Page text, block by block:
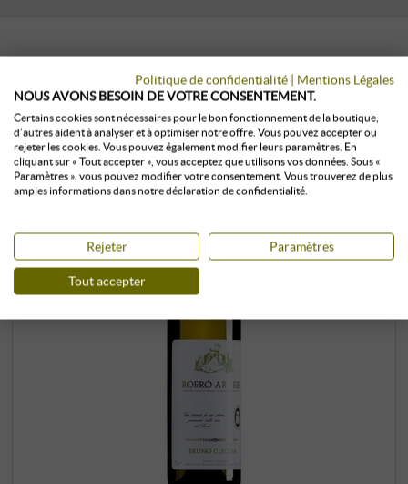
LES CLIENTS QUI ONT ACHETÉ CE
PRODUIT ONT ÉGALEMENT ACHETÉ :
Politique de confidentialité | Mentions Légales
NOUS AVONS BESOIN DE VOTRE CONSENTEMENT.
Certains cookies sont nécessaires pour le bon fonctionnement de la boutique,
d’autres aident à analyser et à optimiser notre offre. Vous pouvez accepter ou
rejeter les cookies. Vous pouvez également modifier leurs paramètres. En
cliquant sur « Tout accepter », vous acceptez que utilisons vos données. Sous «
Paramètres », vous pouvez modifier votre consentement. Vous trouverez de plus
amples informations dans notre déclaration de confidentialité.
Rejeter Paramètres
Tout accepter